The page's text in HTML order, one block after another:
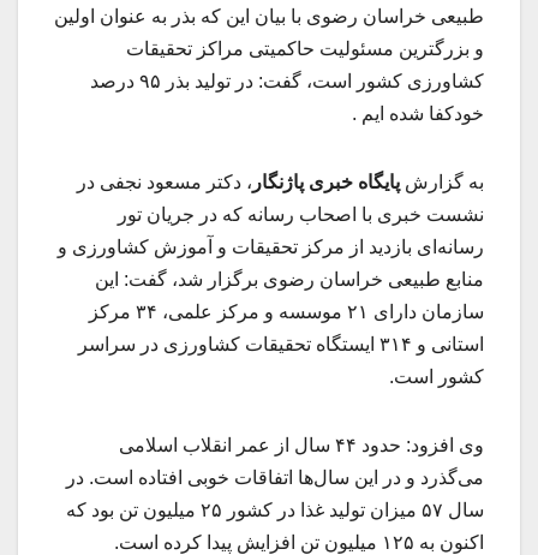
طبیعی خراسان رضوی با بیان این که بذر به عنوان اولین
و بزرگترین مسئولیت حاکمیتی مراکز تحقیقات
کشاورزی کشور است، گفت: در تولید بذر ۹۵ درصد
خودکفا شده ایم .
به گزارش پایگاه خبری پاژنگار ، دکتر مسعود نجفی در
نشست خبری با اصحاب رسانه که در جریان تور
رسانه‌ای بازدید از مرکز تحقیقات و آموزش کشاورزی و
منابع طبیعی خراسان رضوی برگزار شد، گفت: این
سازمان دارای ۲۱ موسسه و مرکز علمی، ۳۴ مرکز
استانی و ۳۱۴ ایستگاه تحقیقات کشاورزی در سراسر
کشور است.
وی افزود: حدود ۴۴ سال از عمر انقلاب اسلامی
می‌گذرد و در این سال‌ها اتفاقات خوبی افتاده است. در
سال ۵۷ میزان تولید غذا در کشور ۲۵ میلیون تن بود که
اکنون به ۱۲۵ میلیون تن افزایش پیدا کرده است.